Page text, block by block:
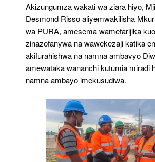
Akizungumza wakati wa ziara hiyo,
Desmond Risso aliyemwakilisha
wa PURA, amesema wamefarijika
zinazofanywa na wawekezaji katika
akifurahishwa na namna ambavyo
amewataka wananchi kutumia miradi
namna ambayo imekusudiwa.